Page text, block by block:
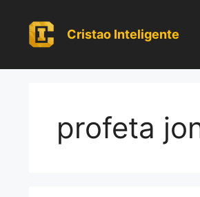
Cristao Inteligente
profeta